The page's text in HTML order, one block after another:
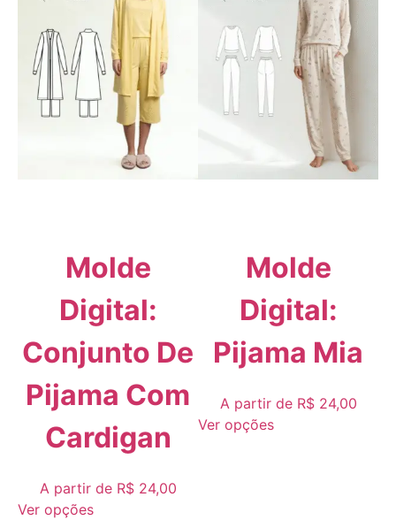
Molde
Digital:
Conjunto De
Pijama Com
Cardigan
A partir de R$24,00
Ver opções
Molde
Digital:
Pijama Mia
A partir de R$24,00
Ver opções